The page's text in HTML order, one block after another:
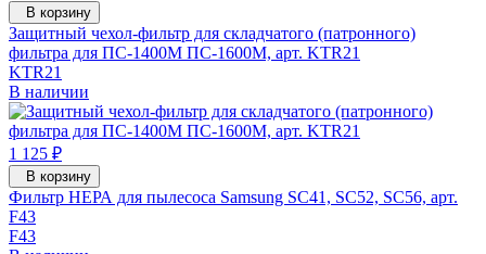
В корзину
Защитный чехол-фильтр для складчатого (патронного)
фильтра для ПС-1400М ПС-1600М, арт. KTR21
KTR21
В наличии
1 125 ₽
В корзину
Фильтр НЕРА для пылесоса Samsung SC41, SC52, SC56, арт.
F43
F43